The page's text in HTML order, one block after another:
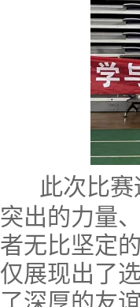
此次比
突出的力量
者无比坚定
仅展现出了